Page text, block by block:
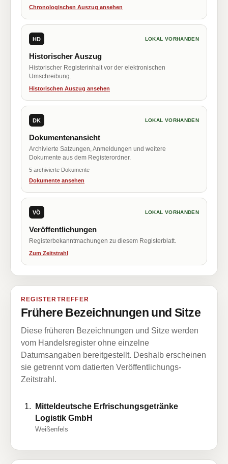
Chronologischen Auszug ansehen
HD LOKAL VORHANDEN
Historischer Auszug
Historischer Registerinhalt vor der elektronischen
Umschreibung.
Historischen Auszug ansehen
DK LOKAL VORHANDEN
Dokumentenansicht
Archivierte Satzungen, Anmeldungen und weitere
Dokumente aus dem Registerordner.
5 archivierte Dokumente
Dokumente ansehen
VÖ LOKAL VORHANDEN
Veröffentlichungen
Registerbekanntmachungen zu diesem Registerblatt.
Zum Zeitstrahl
REGISTERTREFFER
Frühere Bezeichnungen und Sitze
Diese früheren Bezeichnungen und Sitze werden
vom Handelsregister ohne einzelne
Datumsangaben bereitgestellt. Deshalb erscheinen
sie getrennt vom datierten Veröffentlichungs-
Zeitstrahl.
Mitteldeutsche Erfrischungsgetränke
Logistik GmbH
Weißenfels